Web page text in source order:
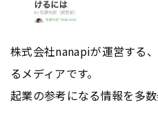
株式会社nanapiが運営する
るメディアです。
起業の参考になる情報を多数